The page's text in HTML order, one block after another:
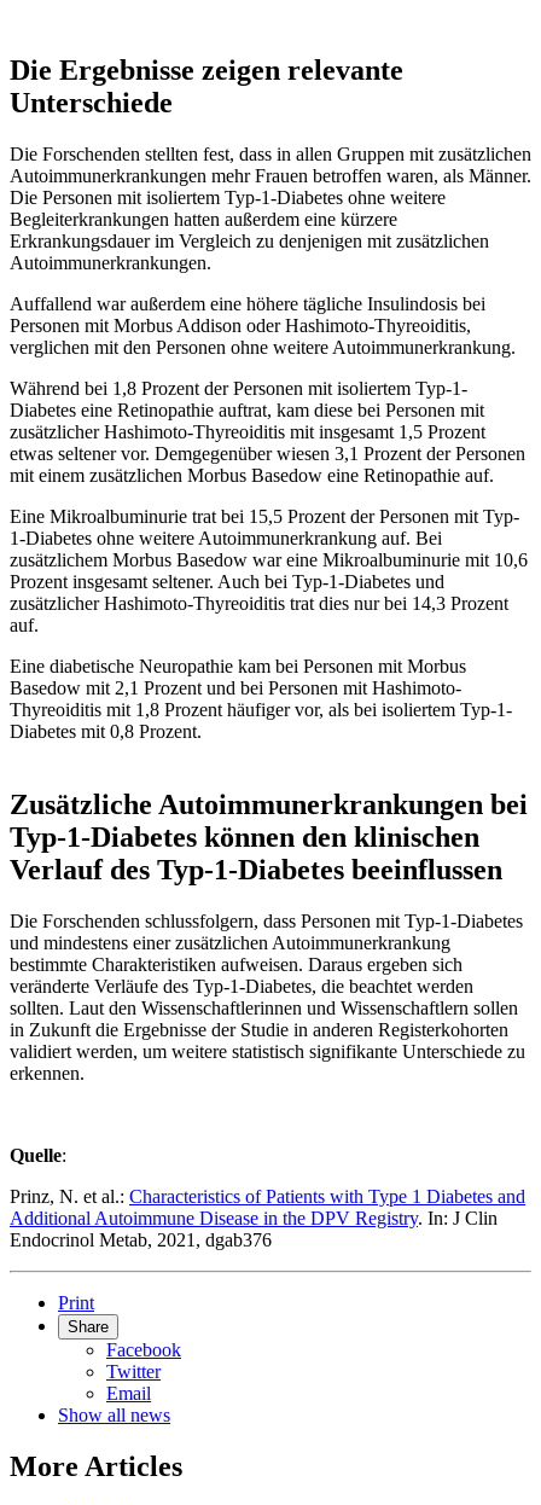
Die Ergebnisse zeigen relevante
Unterschiede
Die Forschenden stellten fest, dass in allen Gruppen mit zusätzlichen
Autoimmunerkrankungen mehr Frauen betroffen waren, als Männer.
Die Personen mit isoliertem Typ-1-Diabetes ohne weitere
Begleiterkrankungen hatten außerdem eine kürzere
Erkrankungsdauer im Vergleich zu denjenigen mit zusätzlichen
Autoimmunerkrankungen.
Auffallend war außerdem eine höhere tägliche Insulindosis bei
Personen mit Morbus Addison oder Hashimoto-Thyreoiditis,
verglichen mit den Personen ohne weitere Autoimmunerkrankung.
Während bei 1,8 Prozent der Personen mit isoliertem Typ-1-
Diabetes eine Retinopathie auftrat, kam diese bei Personen mit
zusätzlicher Hashimoto-Thyreoiditis mit insgesamt 1,5 Prozent
etwas seltener vor. Demgegenüber wiesen 3,1 Prozent der Personen
mit einem zusätzlichen Morbus Basedow eine Retinopathie auf.
Eine Mikroalbuminurie trat bei 15,5 Prozent der Personen mit Typ-
1-Diabetes ohne weitere Autoimmunerkrankung auf. Bei
zusätzlichem Morbus Basedow war eine Mikroalbuminurie mit 10,6
Prozent insgesamt seltener. Auch bei Typ-1-Diabetes und
zusätzlicher Hashimoto-Thyreoiditis trat dies nur bei 14,3 Prozent
auf.
Eine diabetische Neuropathie kam bei Personen mit Morbus
Basedow mit 2,1 Prozent und bei Personen mit Hashimoto-
Thyreoiditis mit 1,8 Prozent häufiger vor, als bei isoliertem Typ-1-
Diabetes mit 0,8 Prozent.
Zusätzliche Autoimmunerkrankungen bei
Typ-1-Diabetes können den klinischen
Verlauf des Typ-1-Diabetes beeinflussen
Die Forschenden schlussfolgern, dass Personen mit Typ-1-Diabetes
und mindestens einer zusätzlichen Autoimmunerkrankung
bestimmte Charakteristiken aufweisen. Daraus ergeben sich
veränderte Verläufe des Typ-1-Diabetes, die beachtet werden
sollten. Laut den Wissenschaftlerinnen und Wissenschaftlern sollen
in Zukunft die Ergebnisse der Studie in anderen Registerkohorten
validiert werden, um weitere statistisch signifikante Unterschiede zu
erkennen.
Quelle:
Prinz, N. et al.: Characteristics of Patients with Type 1 Diabetes and
Additional Autoimmune Disease in the DPV Registry. In: J Clin
Endocrinol Metab, 2021, dgab376
Print
Share
Facebook
Twitter
Email
Show all news
More Articles